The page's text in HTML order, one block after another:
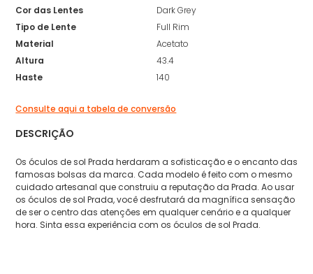
Cor das Lentes
Dark Grey
Tipo de Lente
Full Rim
Material
Acetato
Altura
43.4
Haste
140
Consulte aqui a tabela de conversão
DESCRIÇÃO
Os óculos de sol Prada herdaram a sofisticação e o encanto das
famosas bolsas da marca. Cada modelo é feito com o mesmo
cuidado artesanal que construiu a reputação da Prada. Ao usar
os óculos de sol Prada, você desfrutará da magnífica sensação
de ser o centro das atenções em qualquer cenário e a qualquer
hora. Sinta essa experiência com os óculos de sol Prada.